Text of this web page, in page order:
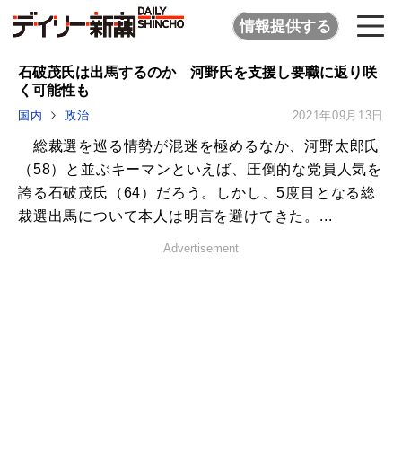
情報提供する
石破茂氏は出馬するのか 河野氏を支援し要職に返り咲
く可能性も
国内 政治 2021年09月13日
総裁選を巡る情勢が混迷を極めるなか、河野太郎氏
（58）と並ぶキーマンといえば、圧倒的な党員人気を
誇る石破茂氏（64）だろう。しかし、5度目となる総
裁選出馬について本人は明言を避けてきた。...
Advertisement